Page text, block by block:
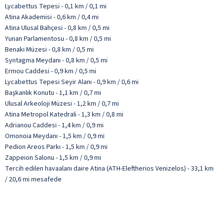
Lycabettus Tepesi - 0,1 km / 0,1 mi
Atina Akademisi - 0,6 km / 0,4 mi
Atina Ulusal Bahçesi - 0,8 km / 0,5 mi
Yunan Parlamentosu - 0,8 km / 0,5 mi
Benaki Müzesi - 0,8 km / 0,5 mi
Syntagma Meydanı - 0,8 km / 0,5 mi
Ermou Caddesi - 0,9 km / 0,5 mi
Lycabettus Tepesi Seyir Alanı - 0,9 km / 0,6 mi
Başkanlık Konutu - 1,1 km / 0,7 mi
Ulusal Arkeoloji Müzesi - 1,2 km / 0,7 mi
Atina Metropol Katedrali - 1,3 km / 0,8 mi
Adrianou Caddesi - 1,4 km / 0,9 mi
Omonoia Meydanı - 1,5 km / 0,9 mi
Pedion Areos Parkı - 1,5 km / 0,9 mi
Zappeion Salonu - 1,5 km / 0,9 mi
Tercih edilen havaalanı daire Atina (ATH-Eleftherios Venizelos) - 33,1 km
/ 20,6 mi mesafede